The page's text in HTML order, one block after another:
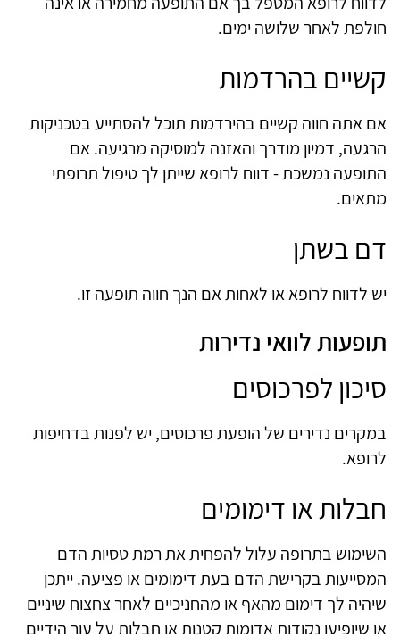
חולפת לאחר שלושה ימים.
קשיים בהרדמות
אם אתה חווה קשיים בהירדמות תוכל להסתייע בטכניקות
הרגעה, דמיון מודרך והאזנה למוסיקה מרגיעה. אם
התופעה נמשכת - דווח לרופא שייתן לך טיפול תרופתי
מתאים.
דם בשתן
יש לדווח לרופא או לאחות אם הנך חווה תופעה זו.
תופעות לוואי נדירות
סיכון לפרכוסים
במקרים נדירים של הופעת פרכוסים, יש לפנות בדחיפות
לרופא.
חבלות או דימומים
השימוש בתרופה עלול להפחית את רמת טסיות הדם
המסייעות בקרישת הדם בעת דימומים או פציעה. ייתכן
שיהיה לך דימום מהאף או מהחניכיים לאחר צחצוח שיניים
או שיופיעו נקודות אדומות קטנות או חבלות על עור הידיים